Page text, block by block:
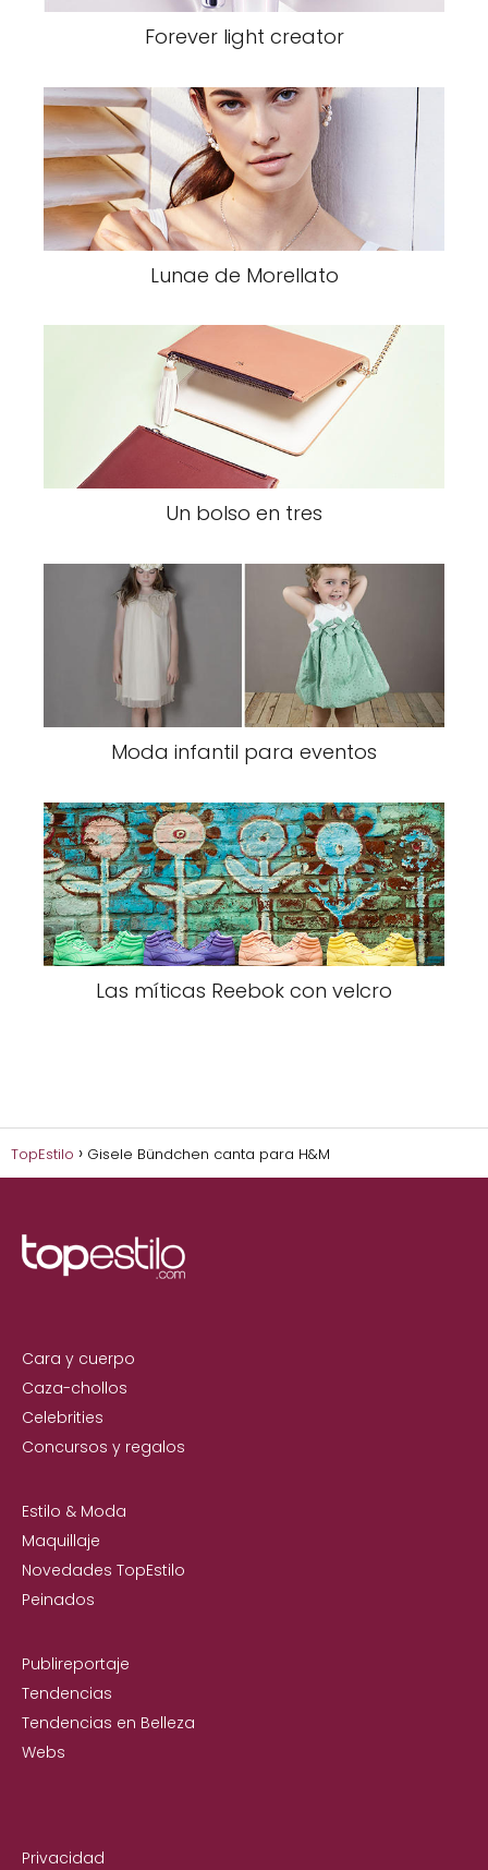
Forever light creator
Lunae de Morellato
Un bolso en tres
Moda infantil para eventos
Las míticas Reebok con velcro
TopEstilo Gisele Bündchen canta para H&M
Cara y cuerpo
Caza-chollos
Celebrities
Concursos y regalos
Estilo & Moda
Maquillaje
Novedades TopEstilo
Peinados
Publireportaje
Tendencias
Tendencias en Belleza
Webs
Privacidad